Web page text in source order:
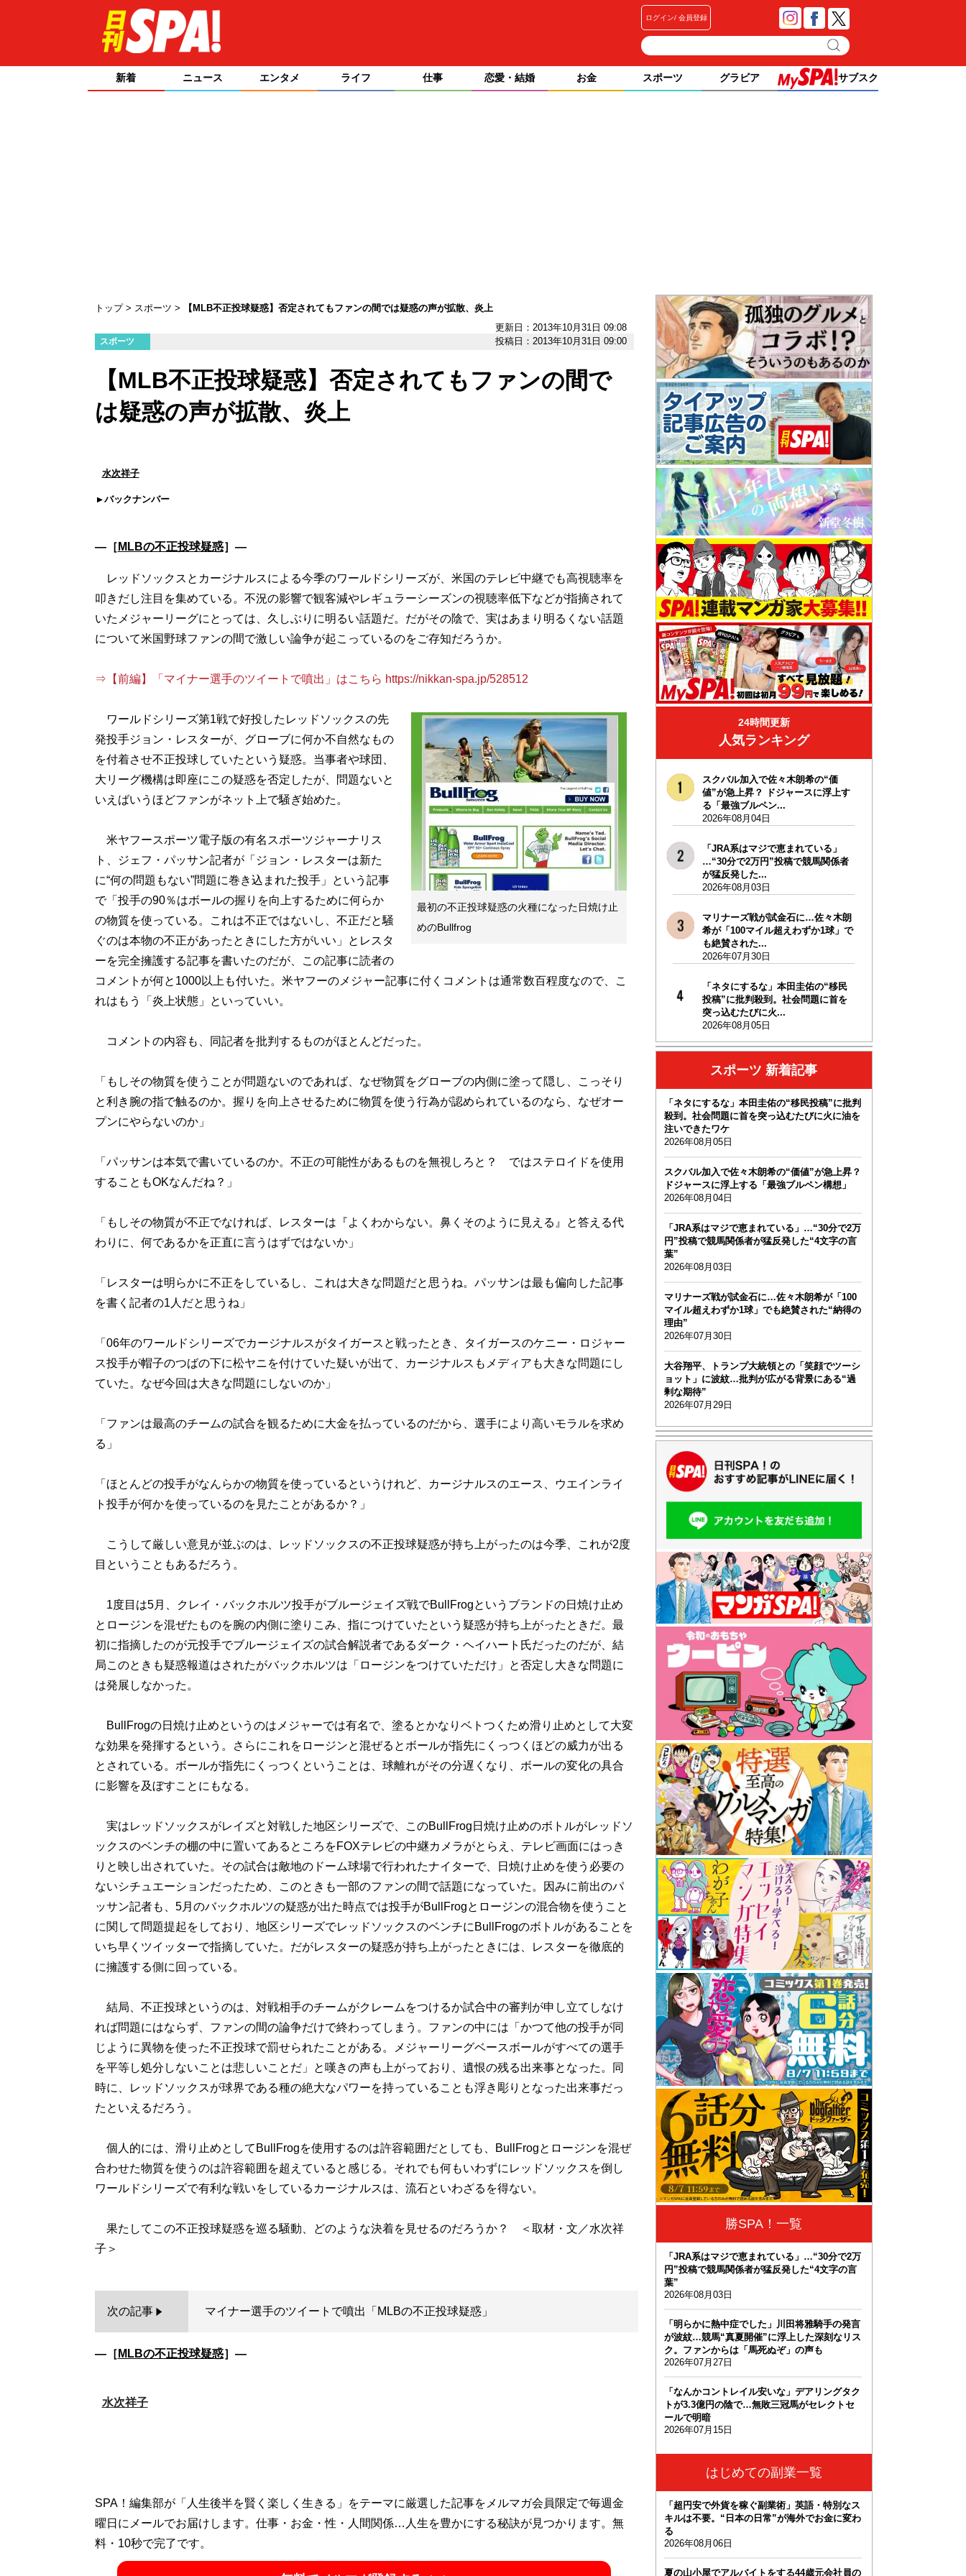
ログイン 会員登録
新着 ニュース エンタメ ライフ 仕事 恋愛・結婚 お金 スポーツ グラビア サブスク
トップ スポーツ
【MLB不正投球疑惑】否定されてもファンの間では疑惑の声が拡散、炎上
更新日：2013年10月31日 09:08
スポーツ 投稿日：2013年10月31日 09:00
【MLB不正投球疑惑】否定されてもファンの間で
は疑惑の声が拡散、炎上
水次祥子
バックナンバー
―［ MLBの不正投球疑惑］―
レッドソックスとカージナルスによる今季のワールドシリーズが、米国のテレビ中継でも高視聴率を
叩きだし注目を集めている。不況の影響で観客減やレギュラーシーズンの視聴率低下などが指摘されて
いたメジャーリーグにとっては、久しぶりに明るい話題だ。だがその陰で、実はあまり明るくない話題
について米国野球ファンの間で激しい論争が起こっているのをご存知だろうか。
⇒【前編】「マイナー選手のツイートで噴出」はこちら https://nikkan-spa.jp/528512
最初の不正投球疑惑の火種になった日焼け止
めのBullfrog
ワールドシリーズ第1戦で好投したレッドソックスの先
発投手ジョン・レスターが、グローブに何か不自然なもの
を付着させ不正投球していたという疑惑。当事者や球団、
大リーグ機構は即座にこの疑惑を否定したが、問題ないと
いえばいうほどファンがネット上で騒ぎ始めた。
米ヤフースポーツ電子版の有名スポーツジャーナリス
ト、ジェフ・パッサン記者が「ジョン・レスターは新た
に“何の問題もない”問題に巻き込まれた投手」という記事
で「投手の90％はボールの握りを向上するために何らか
の物質を使っている。これは不正ではないし、不正だと騒
ぐのは本物の不正があったときにした方がいい」とレスタ
ーを完全擁護する記事を書いたのだが、この記事に読者の
コメントが何と1000以上も付いた。米ヤフーのメジャー記事に付くコメントは通常数百程度なので、こ
れはもう「炎上状態」といっていい。
コメントの内容も、同記者を批判するものがほとんどだった。
「もしその物質を使うことが問題ないのであれば、なぜ物質をグローブの内側に塗って隠し、こっそり
と利き腕の指で触るのか。握りを向上させるために物質を使う行為が認められているのなら、なぜオー
プンにやらないのか」
「パッサンは本気で書いているのか。不正の可能性があるものを無視しろと？ ではステロイドを使用
することもOKなんだね？」
「もしその物質が不正でなければ、レスターは『よくわからない。鼻くそのように見える』と答える代
わりに、何であるかを正直に言うはずではないか」
「レスターは明らかに不正をしているし、これは大きな問題だと思うね。パッサンは最も偏向した記事
を書く記者の1人だと思うね」
「06年のワールドシリーズでカージナルスがタイガースと戦ったとき、タイガースのケニー・ロジャー
ス投手が帽子のつばの下に松ヤニを付けていた疑いが出て、カージナルスもメディアも大きな問題にし
ていた。なぜ今回は大きな問題にしないのか」
「ファンは最高のチームの試合を観るために大金を払っているのだから、選手により高いモラルを求め
る」
「ほとんどの投手がなんらかの物質を使っているというけれど、カージナルスのエース、ウエインライ
ト投手が何かを使っているのを見たことがあるか？」
こうして厳しい意見が並ぶのは、レッドソックスの不正投球疑惑が持ち上がったのは今季、これが2度
目ということもあるだろう。
1度目は5月、クレイ・バックホルツ投手がブルージェイズ戦でBullFrogというブランドの日焼け止め
とロージンを混ぜたものを腕の内側に塗りこみ、指につけていたという疑惑が持ち上がったときだ。最
初に指摘したのが元投手でブルージェイズの試合解説者であるダーク・ヘイハート氏だったのだが、結
局このときも疑惑報道はされたがバックホルツは「ロージンをつけていただけ」と否定し大きな問題に
は発展しなかった。
BullFrogの日焼け止めというのはメジャーでは有名で、塗るとかなりベトつくため滑り止めとして大変
な効果を発揮するという。さらにこれをロージンと混ぜるとボールが指先にくっつくほどの威力が出る
とされている。ボールが指先にくっつくということは、球離れがその分遅くなり、ボールの変化の具合
に影響を及ぼすことにもなる。
実はレッドソックスがレイズと対戦した地区シリーズで、このBullFrog日焼け止めのボトルがレッドソ
ックスのベンチの棚の中に置いてあるところをFOXテレビの中継カメラがとらえ、テレビ画面にはっき
りと映し出されていた。その試合は敵地のドーム球場で行われたナイターで、日焼け止めを使う必要の
ないシチュエーションだったため、このときも一部のファンの間で話題になっていた。因みに前出のパ
ッサン記者も、5月のバックホルツの疑惑が出た時点では投手がBullFrogとロージンの混合物を使うこと
に関して問題提起をしており、地区シリーズでレッドソックスのベンチにBullFrogのボトルがあることを
いち早くツイッターで指摘していた。だがレスターの疑惑が持ち上がったときには、レスターを徹底的
に擁護する側に回っている。
結局、不正投球というのは、対戦相手のチームがクレームをつけるか試合中の審判が申し立てしなけ
れば問題にはならず、ファンの間の論争だけで終わってしまう。ファンの中には「かつて他の投手が同
じように異物を使った不正投球で罰せられたことがある。メジャーリーグベースボールがすべての選手
を平等し処分しないことは悲しいことだ」と嘆きの声も上がっており、遺恨の残る出来事となった。同
時に、レッドソックスが球界である種の絶大なパワーを持っていることも浮き彫りとなった出来事だっ
たといえるだろう。
個人的には、滑り止めとしてBullFrogを使用するのは許容範囲だとしても、BullFrogとロージンを混ぜ
合わせた物質を使うのは許容範囲を超えていると感じる。それでも何もいわずにレッドソックスを倒し
ワールドシリーズで有利な戦いをしているカージナルスは、流石といわざるを得ない。
果たしてこの不正投球疑惑を巡る騒動、どのような決着を見せるのだろうか？ ＜取材・文／水次祥
次の記事 マイナー選手のツイートで噴出「MLBの不正投球疑惑」
―［ MLBの不正投球疑惑］―
水次祥子
SPA！編集部が「人生後半を賢く楽しく生きる」をテーマに厳選した記事をメルマガ会員限定で毎週金
曜日にメールでお届けします。仕事・お金・性・人間関係…人生を豊かにする秘訣が見つかります。無
料・10秒で完了です。
24時間更新
人気ランキング
スクバル加入で佐々木朗希の“価
値”が急上昇？ ドジャースに浮上す
る「最強ブルペン...
2026年08月04日
「JRA系はマジで恵まれている」
…“30分で2万円”投稿で競馬関係者
が猛反発した...
2026年08月03日
マリナーズ戦が試金石に…佐々木朗
希が「100マイル超えわずか1球」で
も絶賛された...
2026年07月30日
「ネタにするな」本田圭佑の“移民
投稿”に批判殺到。社会問題に首を
突っ込むたびに火...
2026年08月05日
スポーツ 新着記事
「ネタにするな」本田圭佑の“移民投稿”に批判
殺到。社会問題に首を突っ込むたびに火に油を
注いできたワケ
2026年08月05日
スクバル加入で佐々木朗希の“価値”が急上昇？
ドジャースに浮上する「最強ブルペン構想」
2026年08月04日
「JRA系はマジで恵まれている」…“30分で2万
円”投稿で競馬関係者が猛反発した“4文字の言
葉”
2026年08月03日
マリナーズ戦が試金石に…佐々木朗希が「100
マイル超えわずか1球」でも絶賛された“納得の
理由”
2026年07月30日
大谷翔平、トランプ大統領との「笑顔でツーシ
ョット」に波紋…批判が広がる背景にある“過
剰な期待”
2026年07月29日
勝SPA！一覧
「JRA系はマジで恵まれている」…“30分で2万
円”投稿で競馬関係者が猛反発した“4文字の言
葉”
2026年08月03日
「明らかに熱中症でした」川田将雅騎手の発言
が波紋…競馬“真夏開催”に浮上した深刻なリス
ク。ファンからは「馬死ぬぞ」の声も
2026年07月27日
「なんかコントレイル安いな」デアリングタク
トが3.3億円の陰で…無敗三冠馬がセレクトセ
ールで明暗
2026年07月15日
はじめての副業一覧
「超円安で外貨を稼ぐ副業術」英語・特別なス
キルは不要。“日本の日常”が海外でお金に変わ
る
2026年08月06日
夏の山小屋でアルバイトをする44歳元会社員の